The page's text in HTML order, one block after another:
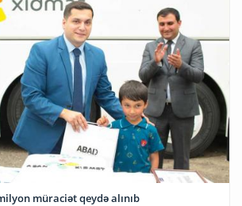
müraciət qeydə alınıb